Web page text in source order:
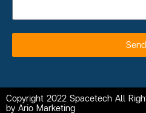
Send
Copyright 2022 Spacetech All
by Ario Marketing